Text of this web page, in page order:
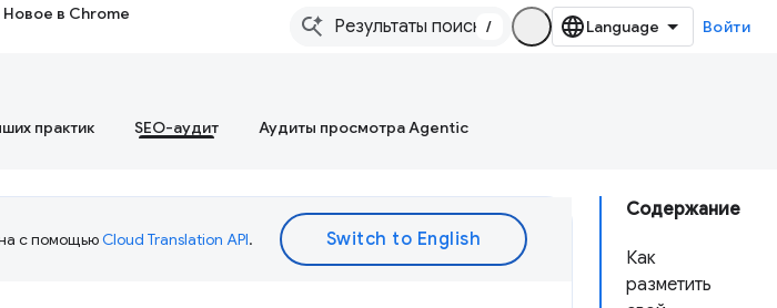
Новое в Chrome
/ Войти
практик SEO-аудит Аудиты просмотра Agentic
Содержание
Как
разметить
с помощьюCloud Translation API.